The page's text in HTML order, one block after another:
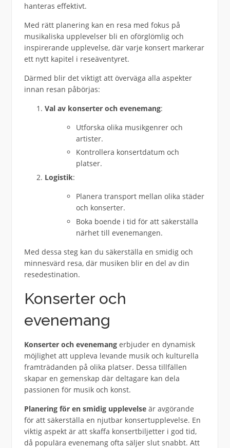
hanteras effektivt.
Med rätt planering kan en resa med fokus på
musikaliska upplevelser bli en oförglömlig och
inspirerande upplevelse, där varje konsert markerar
ett nytt kapitel i reseäventyret.
Därmed blir det viktigt att överväga alla aspekter
innan resan påbörjas:
Val av konserter och evenemang:
Utforska olika musikgenrer och
artister.
Kontrollera konsertdatum och
platser.
Logistik:
Planera transport mellan olika städer
och konserter.
Boka boende i tid för att säkerställa
närhet till evenemangen.
Med dessa steg kan du säkerställa en smidig och
minnesvärd resa, där musiken blir en del av din
resedestination.
Konserter och
evenemang
Konserter och evenemangerbjuder en dynamisk
möjlighet att uppleva levande musik och kulturella
framträdanden på olika platser. Dessa tillfällen
skapar en gemenskap där deltagare kan dela
passionen för musik och konst.
Planering för en smidig upplevelseär avgörande
för att säkerställa en njutbar konsertupplevelse. En
viktig aspekt är att skaffa konsertbiljetter i god tid,
då populära evenemang ofta säljer slut snabbt. Att